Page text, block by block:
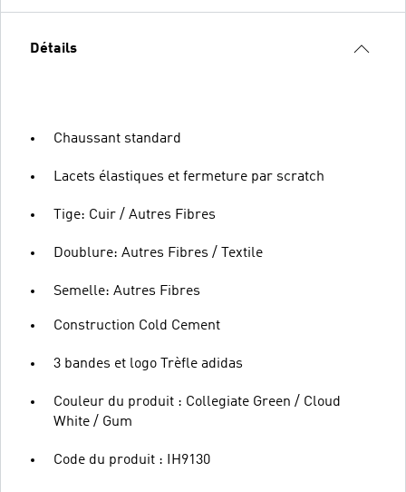
Détails
Chaussant standard
Lacets élastiques et fermeture par scratch
Tige: Cuir / Autres Fibres
Doublure: Autres Fibres / Textile
Semelle: Autres Fibres
Construction Cold Cement
3 bandes et logo Trèfle adidas
Couleur du produit : Collegiate Green / Cloud
White / Gum
Code du produit : IH9130